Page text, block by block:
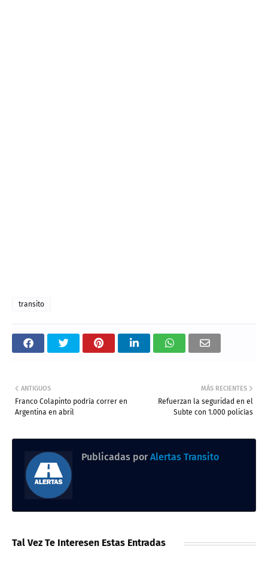
transito
MÁS RECIENTES
Refuerzan la seguridad en el
Subte con 1.000 policías
ANTIGUOS
Franco Colapinto podría correr en
Argentina en abril
Publicadas por Alertas Transito
Tal Vez Te Interesen Estas Entradas